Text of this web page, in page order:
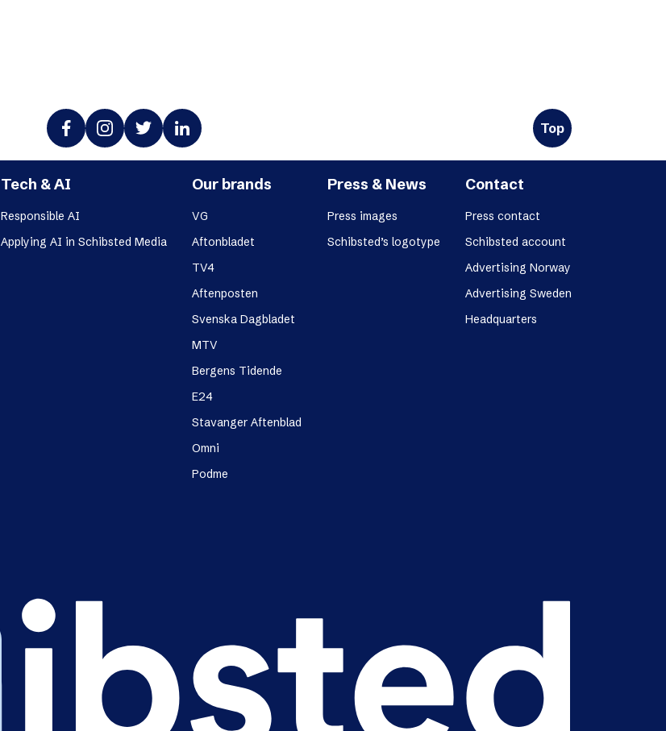
Top
Tech & AI
Responsible AI
Applying AI in Schibsted Media
Our brands
VG
Aftonbladet
TV4
Aftenposten
Svenska Dagbladet
MTV
Bergens Tidende
E24
Stavanger Aftenblad
Omni
Podme
Press & News
Press images
Schibsted’s logotype
Contact
Press contact
Schibsted account
Advertising Norway
Advertising Sweden
Headquarters